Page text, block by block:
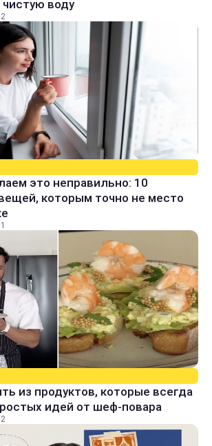
воду
это неправильно: 10
которым точно не место
из продуктов, которые всегда
идей от шеф-повара